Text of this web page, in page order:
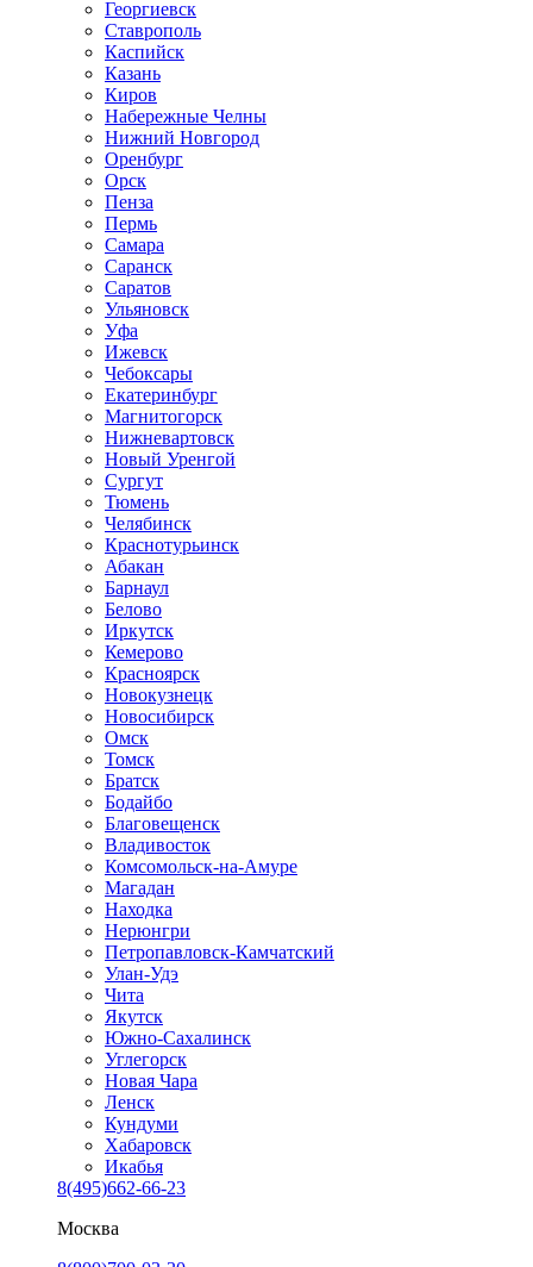
Георгиевск
Ставрополь
Каспийск
Казань
Киров
Набережные Челны
Нижний Новгород
Оренбург
Орск
Пенза
Пермь
Самара
Саранск
Саратов
Ульяновск
Уфа
Ижевск
Чебоксары
Екатеринбург
Магнитогорск
Нижневартовск
Новый Уренгой
Сургут
Тюмень
Челябинск
Краснотурьинск
Абакан
Барнаул
Белово
Иркутск
Кемерово
Красноярск
Новокузнецк
Новосибирск
Омск
Томск
Братск
Бодайбо
Благовещенск
Владивосток
Комсомольск-на-Амуре
Магадан
Находка
Нерюнгри
Петропавловск-Камчатский
Улан-Удэ
Чита
Якутск
Южно-Сахалинск
Углегорск
Новая Чара
Ленск
Кундуми
Хабаровск
Икабья
8(495)662-66-23
Москва